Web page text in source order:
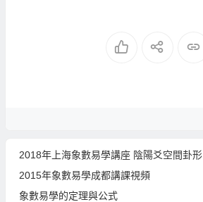
2018年上海象數易學講座 陰陽爻空間卦形
2015年象數易學成都講課視頻
象數易學的定理與公式